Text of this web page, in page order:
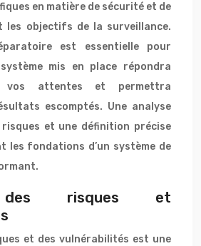
en matière de sécurité et de
les objectifs de la surveillance.
est essentielle pour
mis en place répondra
vos attentes et permettra
escomptés. Une analyse
et une définition précise
les fondations d’un système de
des risques et
et des vulnérabilités est une